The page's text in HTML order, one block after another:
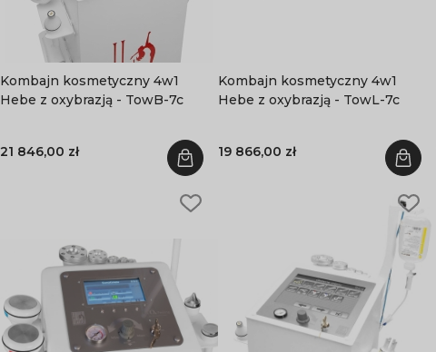
Kombajn kosmetyczny 4w1
Hebe z oxybrazją - TowB-7c
21 846,00 zł
Kombajn kosmetyczny 4w1
Hebe z oxybrazją - TowL-7c
19 866,00 zł